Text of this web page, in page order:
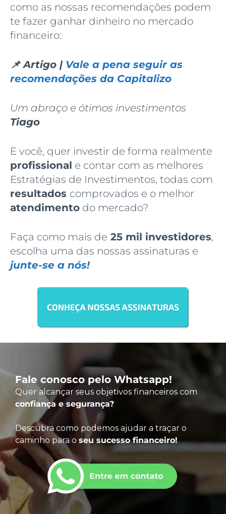
como as nossas recomendações podem
te fazer ganhar dinheiro no mercado
financeiro:
📌 Artigo | Vale a pena seguir as
recomendações da Capitalizo
Um abraço e ótimos investimentos
Tiago
E você, quer investir de forma realmente
profissional e contar com as melhores
Estratégias de Investimentos, todas com
resultados comprovados e o melhor
atendimento do mercado?
Faça como mais de 25 mil investidores,
escolha uma das nossas assinaturas e
junte-se a nós!
Fale conosco pelo Whatsapp!
Quer alcançar seus objetivos financeiros com
confiança e segurança?
Descubra como podemos ajudar a traçar o
caminho para o seu sucesso financeiro!